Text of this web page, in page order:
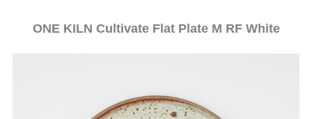
ONE KILN Cultivate Flat Plate M RF White